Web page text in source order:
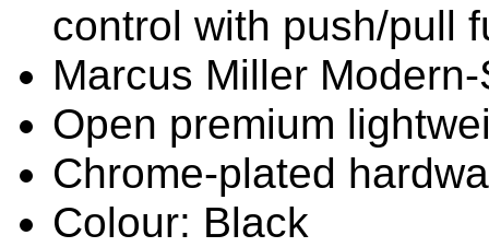
control with push/pull
Marcus Miller
Open premium
Chrome-plated
Colour: Black